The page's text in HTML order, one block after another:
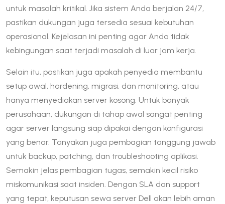
untuk masalah kritikal. Jika sistem Anda berjalan 24/7,
pastikan dukungan juga tersedia sesuai kebutuhan
operasional. Kejelasan ini penting agar Anda tidak
kebingungan saat terjadi masalah di luar jam kerja.
Selain itu, pastikan juga apakah penyedia membantu
setup awal, hardening, migrasi, dan monitoring, atau
hanya menyediakan server kosong. Untuk banyak
perusahaan, dukungan di tahap awal sangat penting
agar server langsung siap dipakai dengan konfigurasi
yang benar. Tanyakan juga pembagian tanggung jawab
untuk backup, patching, dan troubleshooting aplikasi.
Semakin jelas pembagian tugas, semakin kecil risiko
miskomunikasi saat insiden. Dengan SLA dan support
yang tepat, keputusan sewa server Dell akan lebih aman